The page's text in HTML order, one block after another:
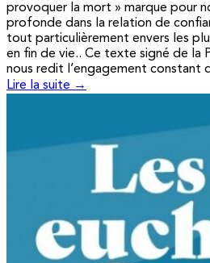
provoquer la mort » marque pour
profonde dans la relation de
tout particulièrement envers les
en fin de vie.. Ce texte signé de la
nous redit l’engagement constant
Lire la suite →